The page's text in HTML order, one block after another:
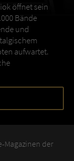
öffnet sein
Bände
und
aufwartet.
Magazinen der